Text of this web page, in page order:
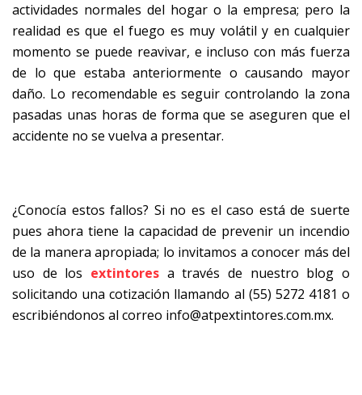
actividades normales del hogar o la empresa; pero la
realidad es que el fuego es muy volátil y en cualquier
momento se puede reavivar, e incluso con más fuerza
de lo que estaba anteriormente o causando mayor
daño. Lo recomendable es seguir controlando la zona
pasadas unas horas de forma que se aseguren que el
accidente no se vuelva a presentar.
¿Conocía estos fallos? Si no es el caso está de suerte
pues ahora tiene la capacidad de prevenir un incendio
de la manera apropiada; lo invitamos a conocer más del
uso de los extintores a través de nuestro blog o
solicitando una cotización llamando al (55) 5272 4181 o
escribiéndonos al correo info@atpextintores.com.mx.